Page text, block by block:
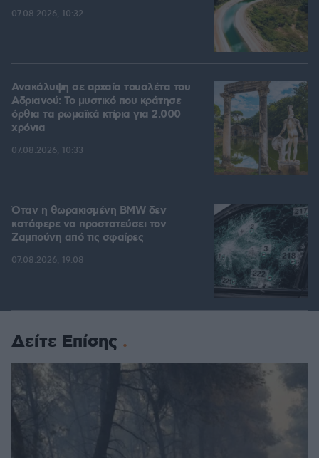
07.08.2026, 10:32
Ανακάλυψη σε αρχαία τουαλέτα του
Αδριανού: Το μυστικό που κράτησε
όρθια τα ρωμαϊκά κτίρια για 2.000
χρόνια
07.08.2026, 10:33
Όταν η θωρακισμένη BMW δεν
κατάφερε να προστατεύσει τον
Ζαμπούνη από τις σφαίρες
07.08.2026, 19:08
Δείτε Επίσης